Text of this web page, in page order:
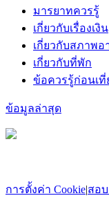
มารยาทควรรู้
เกี่ยวกับเรื่องเงิน
เกี่ยวกับสภาพอ
เกี่ยวกับที่พัก
ข้อควรรู้ก่อนเ
ข้อมูลล่าสุด
การตั้งค่า Cookie|สอ